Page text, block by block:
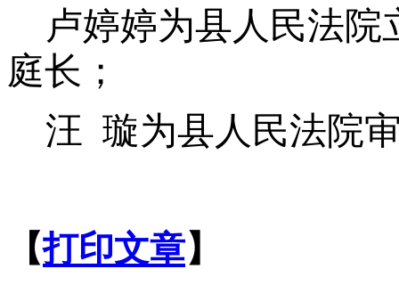
卢婷婷为县人民法
庭长；
汪 璇为县人民法院
【打印文章】